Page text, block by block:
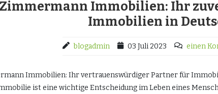
Zimmermann Immobilien: Ihr
Immobilien in
blogadmin 03 Juli 2023 einen
Immobilien: Ihr vertrauenswürdiger Partner für
ist eine wichtige Entscheidung im Leben eines